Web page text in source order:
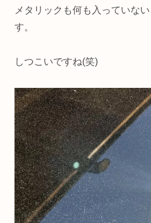
メタリックも何も入っていな
す。
しつこいですね(笑)